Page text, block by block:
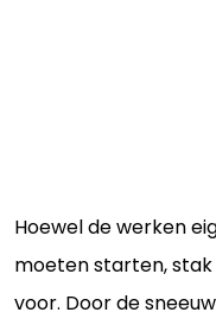
Hoewel de werken
moeten starten,
voor. Door de